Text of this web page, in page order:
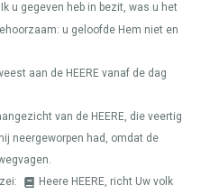
u gegeven heb in bezit, was u het
u geloofde Hem niet en
aan de HEERE vanaf de dag
van de HEERE, die veertig
neergeworpen had, omdat de
Heere HEERE, richt Uw volk